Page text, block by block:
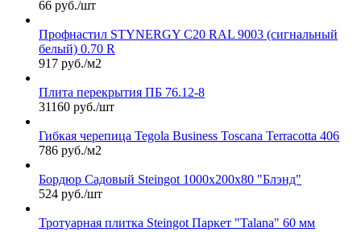
66 руб./шт
Профнастил STYNERGY С20 RAL 9003 (сигнальный
белый) 0.70 R
917 руб./м2
Плита перекрытия ПБ 76.12-8
31160 руб./шт
Гибкая черепица Tegola Business Toscana Terracotta 406
786 руб./м2
Бордюр Садовый Steingot 1000х200х80 "Блэнд"
524 руб./шт
Тротуарная плитка Steingot Паркет "Talana" 60 мм